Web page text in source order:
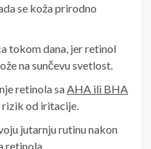
se koža prirodno
tokom dana, jer retinol
na sunčevu svetlost.
retinola saAHA ili BHA
rizik od iritacije.
jutarnju rutinu nakon
retinola.